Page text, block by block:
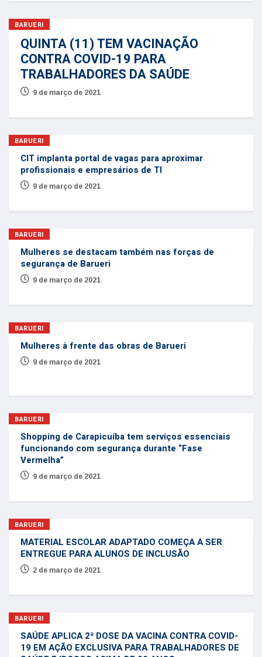
BARUERI
QUINTA (11) TEM VACINAÇÃO
CONTRA COVID-19 PARA
TRABALHADORES DA SAÚDE
9 de março de 2021
BARUERI
CIT implanta portal de vagas para aproximar
profissionais e empresários de TI
9 de março de 2021
BARUERI
Mulheres se destacam também nas forças de
segurança de Barueri
9 de março de 2021
BARUERI
Mulheres à frente das obras de Barueri
9 de março de 2021
BARUERI
Shopping de Carapicuíba tem serviços essenciais
funcionando com segurança durante “Fase
Vermelha”
9 de março de 2021
BARUERI
MATERIAL ESCOLAR ADAPTADO COMEÇA A SER
ENTREGUE PARA ALUNOS DE INCLUSÃO
2 de março de 2021
BARUERI
SAÚDE APLICA 2ª DOSE DA VACINA CONTRA COVID-
19 EM AÇÃO EXCLUSIVA PARA TRABALHADORES DE